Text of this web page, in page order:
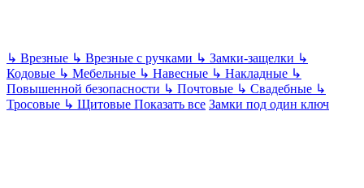
↳ Врезные ↳ Врезные с ручками ↳ Замки-защелки ↳
Кодовые ↳ Мебельные ↳ Навесные ↳ Накладные ↳
Повышенной безопасности ↳ Почтовые ↳ Свадебные ↳
Тросовые ↳ Щитовые Показать все Замки под один ключ